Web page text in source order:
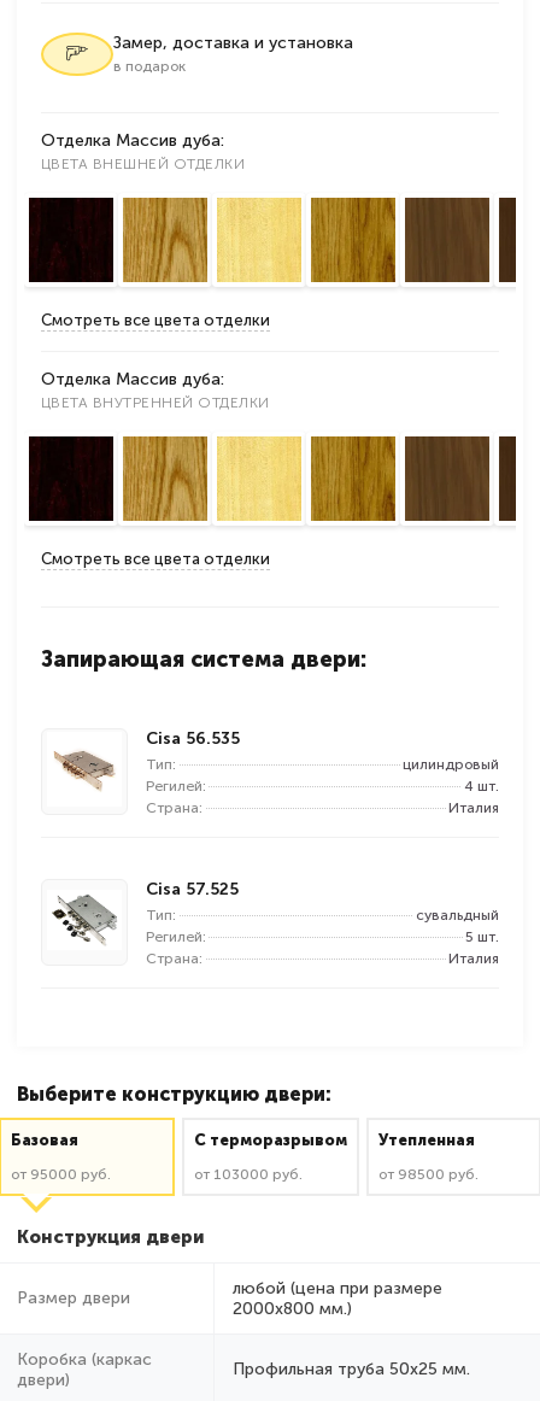
Замер, доставка и установка
в подарок
Отделка Массив дуба:
ЦВЕТА ВНЕШНЕЙ ОТДЕЛКИ
Смотреть все цвета отделки
Отделка Массив дуба:
ЦВЕТА ВНУТРЕННЕЙ ОТДЕЛКИ
Смотреть все цвета отделки
Запирающая система двери:
Cisa 56.535
Тип:
цилиндровый
Регилей:
4 шт.
Страна:
Италия
Cisa 57.525
Тип:
сувальдный
Регилей:
5 шт.
Страна:
Италия
Выберите конструкцию двери:
Базовая
от 95000 руб.
C терморазрывом
от 103000 руб.
Утепленная
от 98500 руб.
Конструкция двери
Размер двери
любой (цена при размере
2000x800 мм.)
Коробка (каркас
двери)
Профильная труба 50х25 мм.